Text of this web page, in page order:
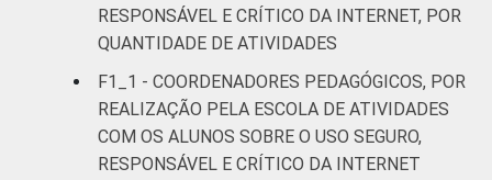
respondeu
FAIXA ETÁRIA
De 41 a 50
anos
44
RESPONSÁVEL E CRÍTICO DA INTERNET, POR
QUANTIDADE DE ATIVIDADES
F1_1 - COORDENADORES PEDAGÓGICOS, POR
REALIZAÇÃO PELA ESCOLA DE ATIVIDADES
COM OS ALUNOS SOBRE O USO SEGURO,
RESPONSÁVEL E CRÍTICO DA INTERNET